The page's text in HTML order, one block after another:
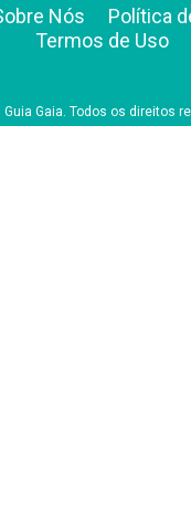
Nós
Política
Termos de Uso
Gaia. Todos os direitos